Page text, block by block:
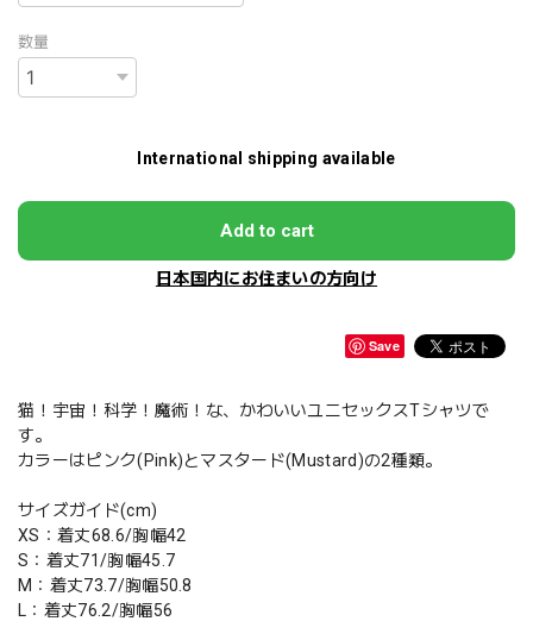
数量
International shipping available
Add to cart
日本国内にお住まいの方向け
Save
猫！宇宙！科学！魔術！な、かわいいユニセックスTシャツで
す。
カラーはピンク(Pink)とマスタード(Mustard)の2種類。
サイズガイド(cm)
XS：着丈68.6/胸幅42
S：着丈71/胸幅45.7
M：着丈73.7/胸幅50.8
L：着丈76.2/胸幅56